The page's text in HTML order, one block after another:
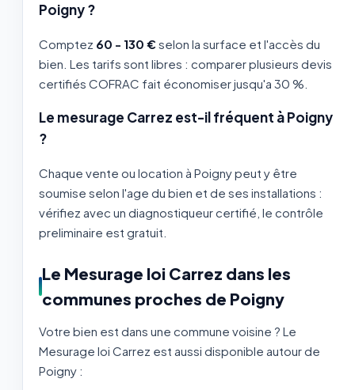
Poigny ?
Comptez 60 - 130 €selon la surface et l'accès du
bien. Les tarifs sont libres : comparer plusieurs devis
certifiés COFRAC fait économiser jusqu'a 30 %.
Le mesurage Carrez est-il fréquent à Poigny
?
Chaque vente ou location à Poigny peut y être
soumise selon l'age du bien et de ses installations :
vérifiez avec un diagnostiqueur certifié, le contrôle
preliminaire est gratuit.
Le Mesurage loi Carrez dans les
communes proches de Poigny
Votre bien est dans une commune voisine ? Le
Mesurage loi Carrez est aussi disponible autour de
Poigny :